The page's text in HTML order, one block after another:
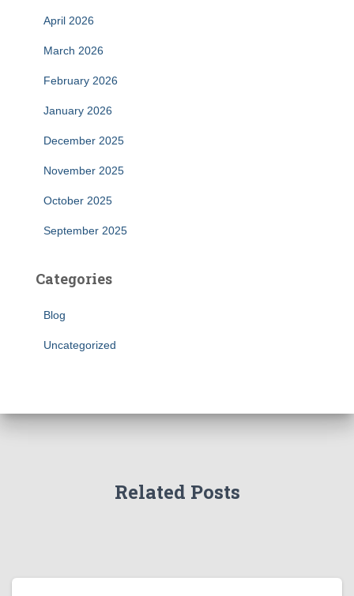
April 2026
March 2026
February 2026
January 2026
December 2025
November 2025
October 2025
September 2025
Categories
Blog
Uncategorized
Related Posts